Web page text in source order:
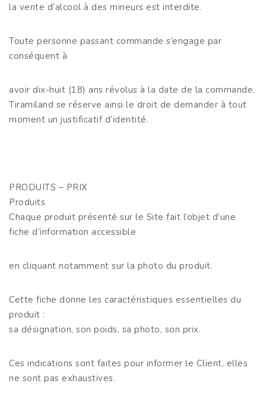
la vente d’alcool à des mineurs est interdite.
Toute personne passant commande s’engage par
conséquent à
avoir dix-huit (18) ans révolus à la date de la commande.
Tiramiland se réserve ainsi le droit de demander à tout
moment un justificatif d’identité.
PRODUITS – PRIX
Produits
Chaque produit présenté sur le Site fait l’objet d’une
fiche d’information accessible
en cliquant notamment sur la photo du produit.
Cette fiche donne les caractéristiques essentielles du
produit :
sa désignation, son poids, sa photo, son prix.
Ces indications sont faites pour informer le Client, elles
ne sont pas exhaustives.